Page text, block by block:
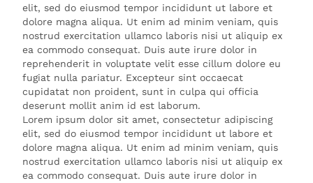
elit, sed do eiusmod tempor incididunt ut labore et
dolore magna aliqua. Ut enim ad minim veniam, quis
nostrud exercitation ullamco laboris nisi ut aliquip ex
ea commodo consequat. Duis aute irure dolor in
reprehenderit in voluptate velit esse cillum dolore eu
fugiat nulla pariatur. Excepteur sint occaecat
cupidatat non proident, sunt in culpa qui officia
deserunt mollit anim id est laborum.
Lorem ipsum dolor sit amet, consectetur adipiscing
elit, sed do eiusmod tempor incididunt ut labore et
dolore magna aliqua. Ut enim ad minim veniam, quis
nostrud exercitation ullamco laboris nisi ut aliquip ex
ea commodo consequat. Duis aute irure dolor in